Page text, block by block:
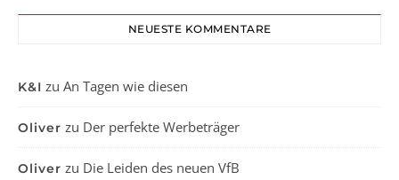
NEUESTE KOMMENTARE
K&I zu An Tagen wie diesen
Oliver zu Der perfekte Werbeträger
Oliver zu Die Leiden des neuen VfB